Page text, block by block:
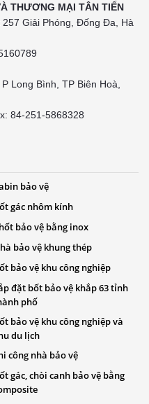
THƯƠNG MẠI TÂN TIẾN
257 Giải Phóng, Đống Đa, Hà
Long Bình, TP Biên Hoà,
84-251-5868328
bảo vệ
gác nhôm kính
bảo vệ bằng inox
bảo vệ khung thép
bảo vệ khu công nghiệp
đặt bốt bảo vệ khắp 63 tỉnh
phố
bảo vệ khu công nghiệp và
du lịch
công nhà bảo vệ
gác, chòi canh bảo vệ bằng